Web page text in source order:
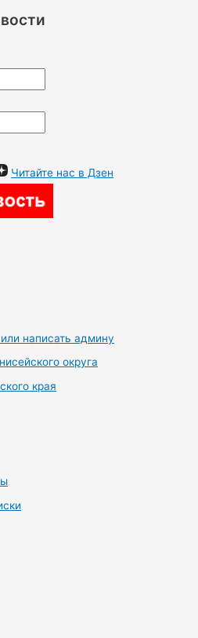
Читайте нас в Дзен
написать админу
округа
края